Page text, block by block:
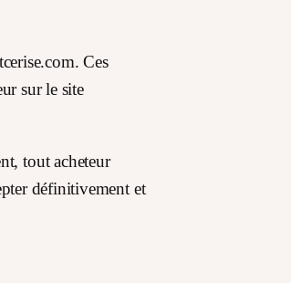
Ces
sur le site
tout acheteur
définitivement et